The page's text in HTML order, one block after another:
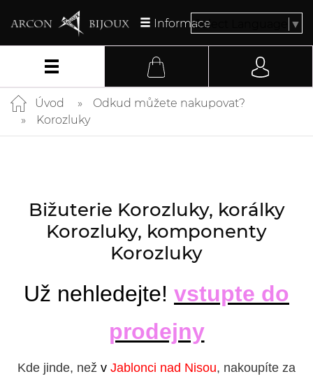
InformaceSelect Language ▼
Úvod
Odkud můžete nakupovat?
Korozluky
Bižuterie Korozluky, korálky
Korozluky, komponenty
Korozluky
Už nehledejte! vstupte do
prodejny
Kde jinde, než v Jablonci nad Nisou, nakoupíte za